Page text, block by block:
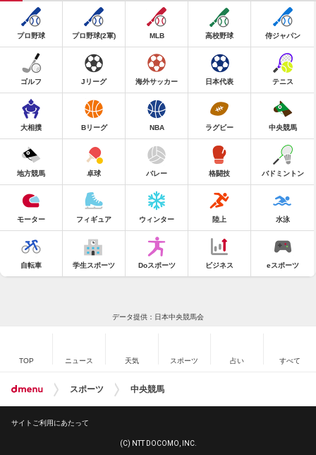
プロ野球 プロ野球(2軍) MLB 高校野球 侍ジャパン
ゴルフ Jリーグ 海外サッカー 日本代表 テニス
大相撲 Bリーグ NBA ラグビー 中央競馬
地方競馬 卓球 バレー 格闘技 バドミントン
モーター フィギュア ウィンター 陸上 水泳
自転車 学生スポーツ Doスポーツ ビジネス eスポーツ
データ提供：日本中央競馬会
TOP ニュース 天気 スポーツ 占い すべて
スポーツ 中央競馬
サイトご利用にあたって
(C) NTT DOCOMO, INC.